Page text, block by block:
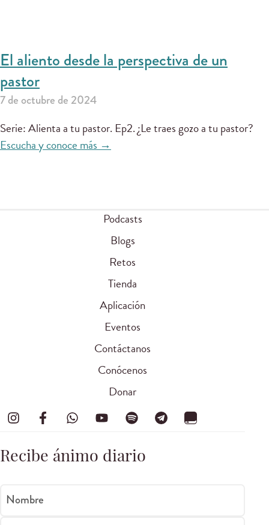
El aliento desde la perspectiva de un
pastor
7 de octubre de 2024
Serie: Alienta a tu pastor. Ep2. ¿Le traes gozo a tu pastor?
Escucha y conoce más →
Podcasts
Blogs
Retos
Tienda
Aplicación
Eventos
Contáctanos
Conócenos
Donar
Recibe ánimo diario
Nombre